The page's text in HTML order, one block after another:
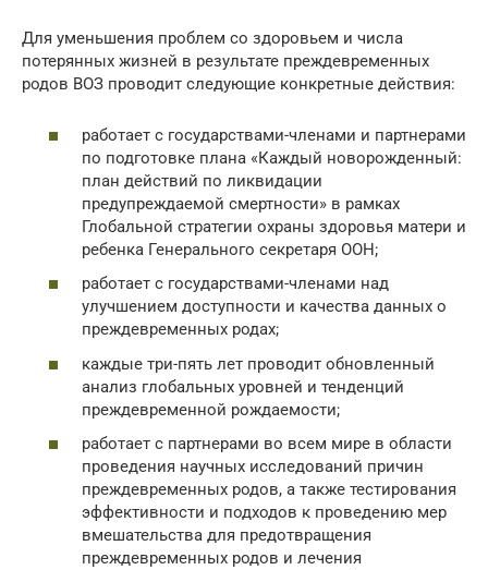
Для уменьшения проблем со здоровьем и числа
потерянных жизней в результате преждевременных
родов ВОЗ проводит следующие конкретные действия:
работает с государствами-членами и партнерами
по подготовке плана «Каждый новорожденный:
план действий по ликвидации
предупреждаемой смертности» в рамках
Глобальной стратегии охраны здоровья матери и
ребенка Генерального секретаря ООН;
работает с государствами-членами над
улучшением доступности и качества данных о
преждевременных родах;
каждые три-пять лет проводит обновленный
анализ глобальных уровней и тенденций
преждевременной рождаемости;
работает с партнерами во всем мире в области
проведения научных исследований причин
преждевременных родов, а также тестирования
эффективности и подходов к проведению мер
вмешательства для предотвращения
преждевременных родов и лечения